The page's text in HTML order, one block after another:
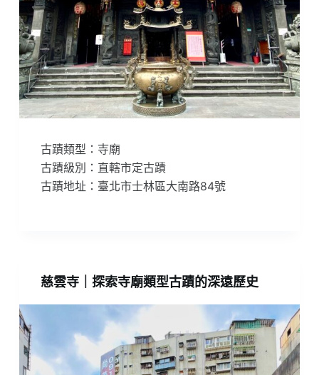
古蹟類型：寺廟
古蹟級別：直轄市定古蹟
古蹟地址：臺北市士林區大南路84號
慈雲寺｜探索寺廟類型古蹟的深遠歷史